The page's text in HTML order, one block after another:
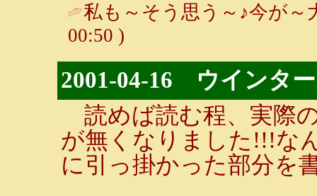
私も～そう思う～♪今が
00:50 )
2001-04-16 ウインタ
読めば読む程、実際
が無くなりました!!!な
に引っ掛かった部分を